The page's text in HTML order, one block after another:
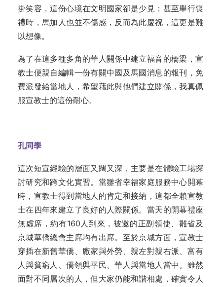
掛笑容，這份心境在文明國家卻是少見；甚至舉行喪
禮時，馬加人也並不傷感，反而為此慶祝，這更是難
以想像。
為了在這多種多角的華人關係中建立福音的橋梁，宣
教士便親自編輯一份有關中國及馬國消息的報刊，免
費派發給當地人，希望藉此與他們建立關係，我真佩
服宣教士的這份耐心。
孔同學
這次短宣經驗的層面又闊又深，主要是在體驗工場探
討研究和跨文化實習。當雛省幸福家庭服務中心開幕
時，宣教士得到當地人的肯定和接納，這都全賴宣教
士在四年來建立了良好的人際關係。當天的開幕禮座
無虛席，約有160人到來，被邀的正副領使、雛省及
京城華僑總會主席均有出席。至於京城方面，宣教士
穿插在新舊華僑、廠家與外勞、親左對親右派、富有
人與貧窮人、僑領與平民、華人與當地人當中。雖然
面對不同層次的人，但大家仍能和諧相處，確實令人